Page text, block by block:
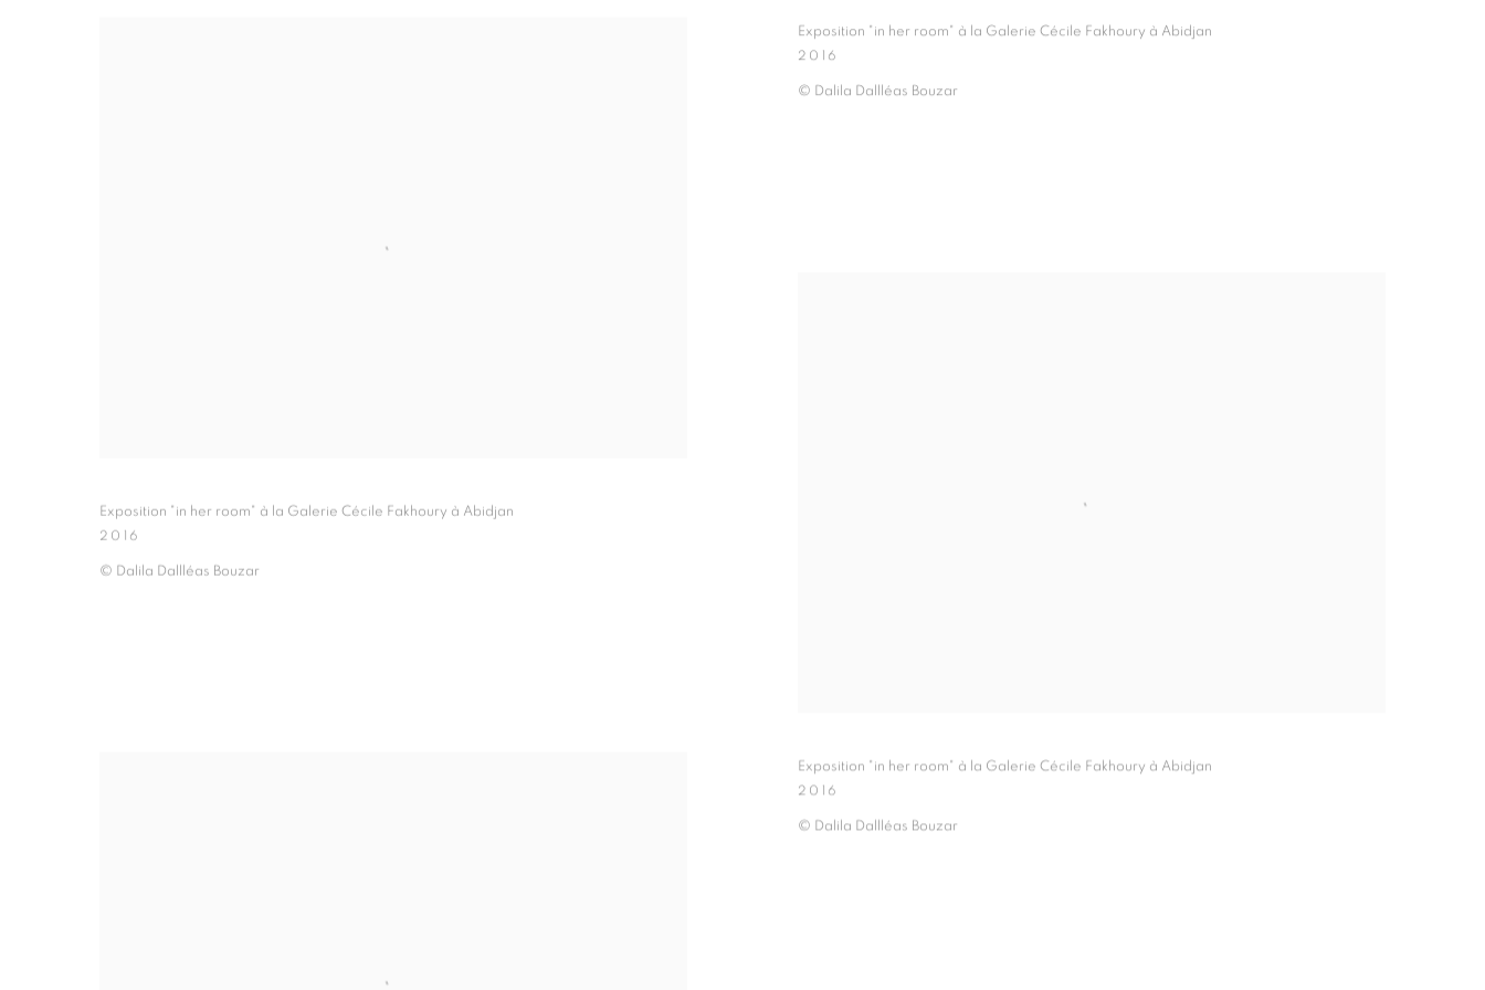
Exposition "in her room" à la Galerie Cécile Fakhoury à Abidjan
2016
© Dalila Dallléas Bouzar
Exposition "in her room" à la Galerie Cécile Fakhoury à Abidjan
2016
© Dalila Dallléas Bouzar
Exposition "in her room" à la Galerie Cécile Fakhoury à Abidjan
2016
© Dalila Dallléas Bouzar